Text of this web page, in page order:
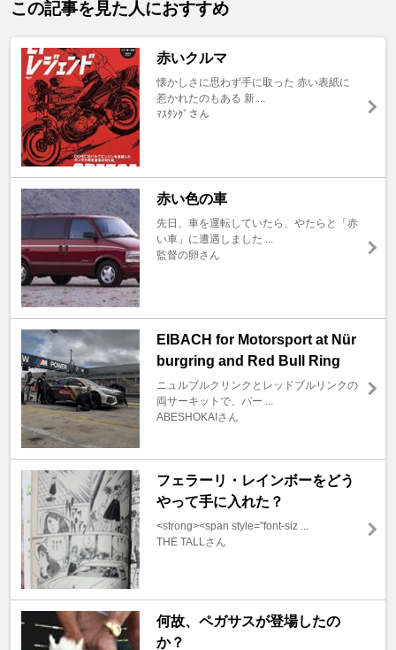
この記事を見た人におすすめ
赤いクルマ
懐かしさに思わず手に取った 赤い表紙に
惹かれたのもある 新 ...
ﾏｽﾀﾝｸﾞさん
赤い色の車
先日、車を運転していたら、やたらと「赤
い車」に遭遇しました ...
監督の卵さん
EIBACH for Motorsport at Nür
burgring and Red Bull Ring
ニュルブルクリンクとレッドブルリンクの
両サーキットで、パー ...
ABESHOKAIさん
フェラーリ・レインボーをどう
やって手に入れた？
<strong><span style="font-siz ...
THE TALLさん
何故、ペガサスが登場したの
か？